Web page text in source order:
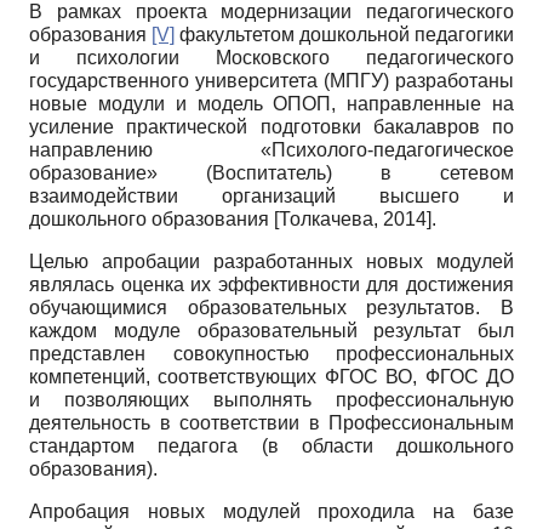
В рамках проекта модернизации педагогического
образования [V] факультетом дошкольной педагогики
и психологии Московского педагогического
государственного университета (МПГУ) разработаны
новые модули и модель ОПОП, направленные на
усиление практической подготовки бакалавров по
направлению «Психолого-педагогическое
образование» (Воспитатель) в сетевом
взаимодействии организаций высшего и
дошкольного образования [Толкачева, 2014].
Целью апробации разработанных новых модулей
являлась оценка их эффективности для достижения
обучающимися образовательных результатов. В
каждом модуле образовательный результат был
представлен совокупностью профессиональных
компетенций, соответствующих ФГОС ВО, ФГОС ДО
и позволяющих выполнять профессиональную
деятельность в соответствии в Профессиональным
стандартом педагога (в области дошкольного
образования).
Апробация новых модулей проходила на базе